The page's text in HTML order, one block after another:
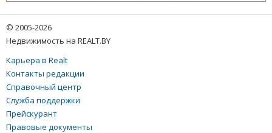
© 2005-2026
Недвижимость на REALT.BY
Карьера в Realt
Контакты редакции
Справочный центр
Служба поддержки
Прейскурант
Правовые документы